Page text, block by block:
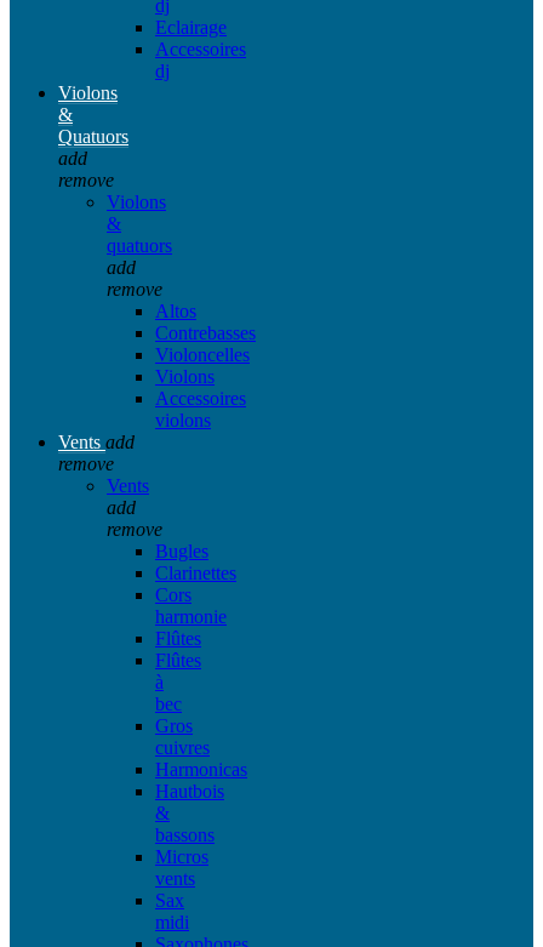
dj
Eclairage
Accessoires
dj
Violons
&
Quatuors
add
remove
Violons
&
quatuors
add
remove
Altos
Contrebasses
Violoncelles
Violons
Accessoires
violons
Vents add
remove
Vents
add
remove
Bugles
Clarinettes
Cors
harmonie
Flûtes
Flûtes
à
bec
Gros
cuivres
Harmonicas
Hautbois
&
bassons
Micros
vents
Sax
midi